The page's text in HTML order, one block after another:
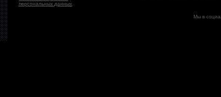
персональных данных
Мы в